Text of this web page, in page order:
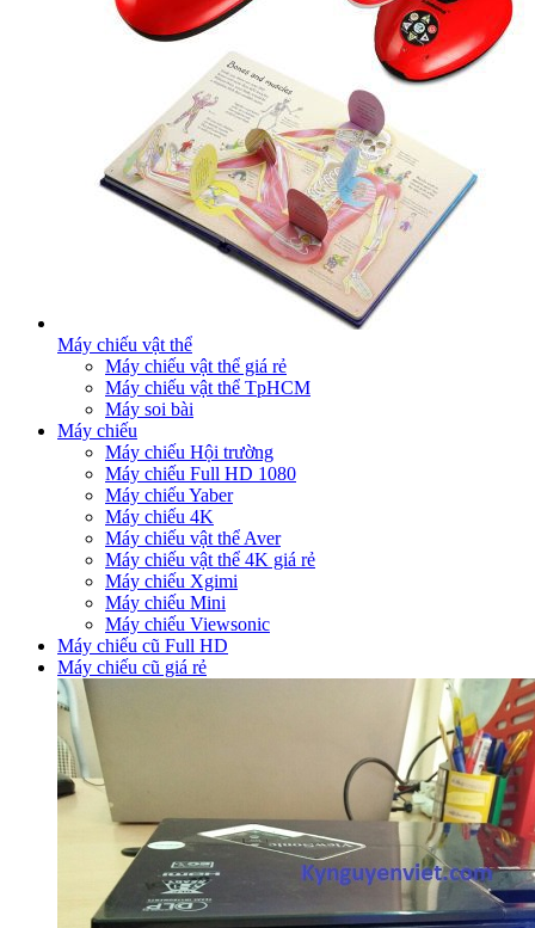
Máy chiếu vật thể
Máy chiếu vật thể giá rẻ
Máy chiếu vật thể TpHCM
Máy soi bài
Máy chiếu
Máy chiếu Hội trường
Máy chiếu Full HD 1080
Máy chiếu Yaber
Máy chiếu 4K
Máy chiếu vật thể Aver
Máy chiếu vật thể 4K giá rẻ
Máy chiếu Xgimi
Máy chiếu Mini
Máy chiếu Viewsonic
Máy chiếu cũ Full HD
Máy chiếu cũ giá rẻ